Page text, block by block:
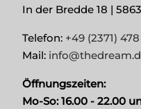
In der Bredde 18 |
Telefon: +49 (2371) 478
Mail:
Öffnungszeiten:
Mo-So: 16.00 - 22.00